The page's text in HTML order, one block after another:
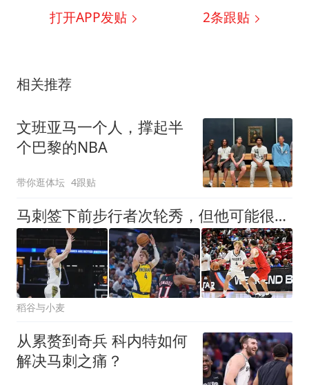
打开APP发贴 2条跟贴
相关推荐
文班亚马一个人，撑起半
个巴黎的NBA
带你逛体坛 4跟贴
马刺签下前步行者次轮秀，但他可能很难得到一份双向合同？
稻谷与小麦
从累赘到奇兵 科内特如何
解决马刺之痛？